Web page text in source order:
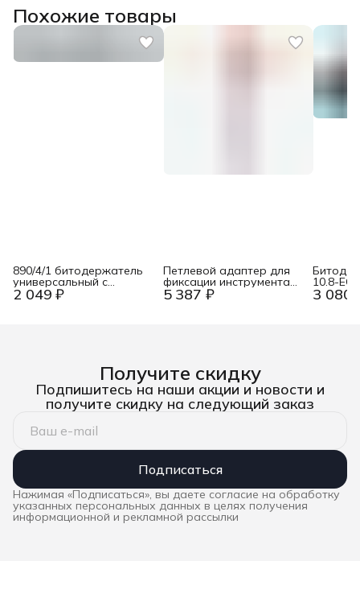
Похожие товары
2 049 ₽
890/4/1 битодержатель
универсальный с
пружинным стопорным
кольцом, 1/4&quot; E6.3,
5 387 ₽
Петлевой адаптер для
фиксации инструмента
Zur Werkzeug-
Absturzsicherung KN-
3 080
10.8-EC
Получите скидку
Подпишитесь на наши акции и новости и
получите скидку на следующий заказ
Подписаться
Нажимая «Подписаться», вы даете согласие на обработку
указанных персональных данных в целях получения
информационной и рекламной рассылки